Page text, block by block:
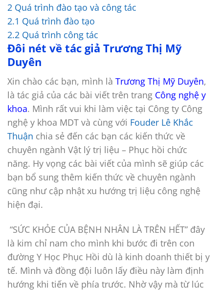
2 Quá trình đào tạo và công tác
2.1 Quá trình đào tạo
2.2 Quá trình công tác
Đôi nét về tác giả Trương Thị Mỹ
Duyên
Xin chào các bạn, mình là Trương Thị Mỹ Duyên,
là tác giả của các bài viết trên trang Công nghệ y
khoa. Mình rất vui khi làm việc tại Công ty Công
nghệ y khoa MDT và cùng với Fouder Lê Khắc
Thuận chia sẻ đến các bạn các kiến thức về
chuyên ngành Vật lý trị liệu – Phục hồi chức
năng. Hy vọng các bài viết của mình sẽ giúp các
bạn bổ sung thêm kiến thức về chuyên ngành
cũng như cập nhật xu hướng trị liệu công nghệ
hiện đại.
“SỨC KHỎE CỦA BỆNH NHÂN LÀ TRÊN HẾT” đây
là kim chỉ nam cho mình khi bước đi trên con
đường Y Học Phục Hồi dù là kinh doanh thiết bị y
tế. Mình và đồng đội luôn lấy điều này làm định
hướng khi tiến về phía trước. Nhờ vậy mà từ lúc